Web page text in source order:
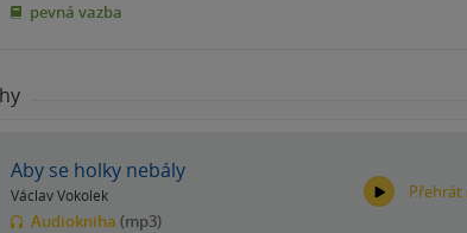
pevná vazba
Aby se holky nebály
Václav Vokolek
Audiokniha (mp3)
Přehrát